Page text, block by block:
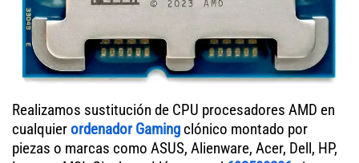
Realizamos sustitución de CPU procesadores AMD en
cualquierordenador Gaming clónico montado por
piezas o marcas como ASUS, Alienware, Acer, Dell, HP,